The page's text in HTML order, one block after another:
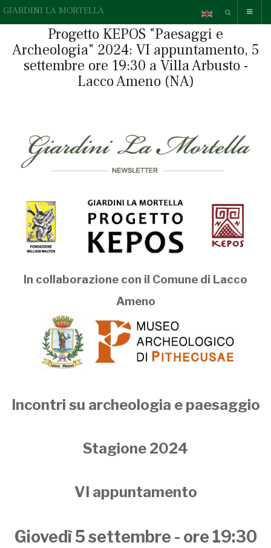
GIARDINI LA MORTELLA
Progetto KEPOS "Paesaggi e
Archeologia" 2024: VI appuntamento, 5
settembre ore 19:30 a Villa Arbusto -
Lacco Ameno (NA)
In collaborazione con il Comune di Lacco
Ameno
Incontri su archeologia e paesaggio
Stagione 2024
VI appuntamento
Giovedì 5 settembre - ore 19:30